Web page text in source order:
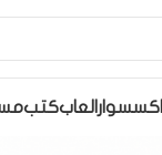
اكسسوار العابكتب